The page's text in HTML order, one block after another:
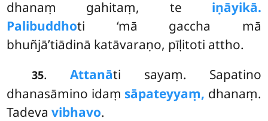
dhanaṃ gahitaṃ, te iṇāyikā.
Palibuddhoti ‘mā gaccha mā
bhuñjā’tiādinā katāvaraṇo, pīḷitoti attho.
35.Attanāti sayaṃ. Sapatino
dhanasāmino idaṃ sāpateyyaṃ, dhanaṃ.
Tadevavibhavo.